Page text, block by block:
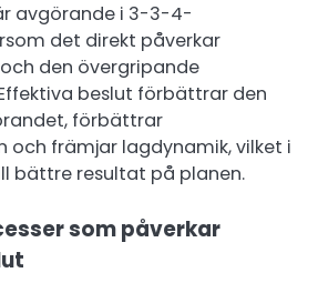
avgörande i 3-3-4-
det direkt påverkar
den övergripande
beslut förbättrar den
förbättrar
och främjar lagdynamik, vilket i
bättre resultat på planen.
som påverkar